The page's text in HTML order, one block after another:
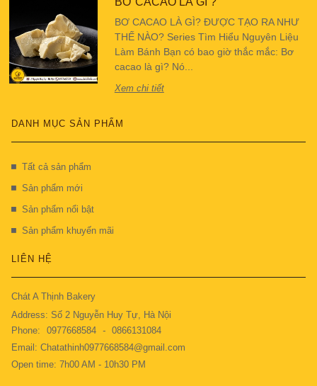
BƠ CACAO LÀ GÌ? ĐƯỢC TẠO RA NHƯ
THẾ NÀO? Series Tìm Hiểu Nguyên Liệu
Làm Bánh Bạn có bao giờ thắc mắc: Bơ
cacao là gì? Nó...
Xem chi tiết
DANH MỤC SẢN PHẨM
Tất cả sản phẩm
Sản phẩm mới
Sản phẩm nổi bật
Sản phẩm khuyến mãi
LIÊN HỆ
Chát A Thịnh Bakery
Address: Số 2 Nguyễn Huy Tự, Hà Nội
Phone:
0977668584 -
0866131084
Email: Chatathinh0977668584@gmail.com
Open time: 7h00 AM - 10h30 PM